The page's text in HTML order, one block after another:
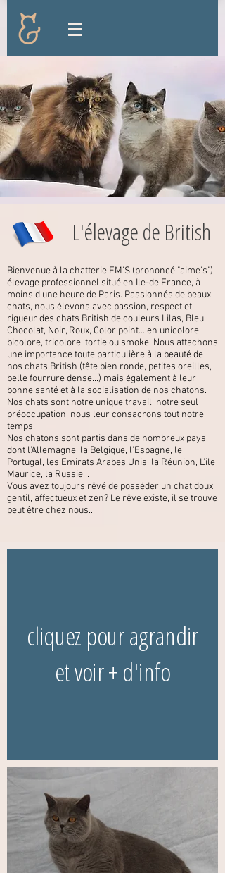
L'élevage de British
Bienvenue à la chatterie EM'S (prononcé "aime's"),
élevage professionnel situé en Ile-de France, à
moins d'une heure de Paris. Passionnés de beaux
chats, nous élevons avec passion, respect et
rigueur des chats British de couleurs Lilas, Bleu,
Chocolat, Noir, Roux, Color point... en unicolore,
bicolore, tricolore, tortie ou smoke. Nous attachons
une importance toute particulière à la beauté de
nos chats British (tête bien ronde, petites oreilles,
belle fourrure dense...) mais également à leur
bonne santé et à la socialisation de nos chatons.
Nos chats sont notre unique travail, notre seul
préoccupation, nous leur consacrons tout notre
temps.
Nos chatons sont partis dans de nombreux pays
dont l'Allemagne, la Belgique, l'Espagne, le
Portugal, les Emirats Arabes Unis, la Réunion, L'ile
Maurice, la Russie...
Vous avez toujours rêvé de posséder un chat doux,
gentil, affectueux et zen? Le rêve existe, il se trouve
peut être chez nous...
cliquez pour agrandir
et voir + d'info